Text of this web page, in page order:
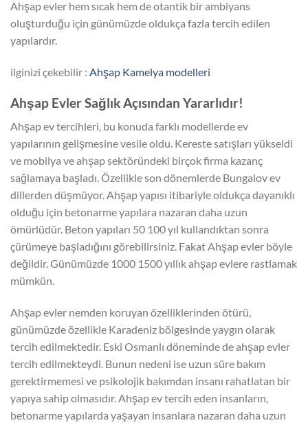
Ahşap evler hem sıcak hem de otantik bir ambiyans
oluşturduğu için günümüzde oldukça fazla tercih edilen
yapılardır.
ilginizi çekebilir : Ahşap Kamelya modelleri
Ahşap Evler Sağlık Açısından Yararlıdır!
Ahşap ev tercihleri, bu konuda farklı modellerde ev
yapılarının gelişmesine vesile oldu. Kereste satışları yükseldi
ve mobilya ve ahşap sektöründeki birçok firma kazanç
sağlamaya başladı. Özellikle son dönemlerde Bungalov ev
dillerden düşmüyor. Ahşap yapısı itibariyle oldukça dayanıklı
olduğu için betonarme yapılara nazaran daha uzun
ömürlüdür. Beton yapıları 50 100 yıl kullandıktan sonra
çürümeye başladığını görebilirsiniz. Fakat Ahşap evler böyle
değildir. Günümüzde 1000 1500 yıllık ahşap evlere rastlamak
mümkün.
Ahşap evler nemden koruyan özelliklerinden ötürü,
günümüzde özellikle Karadeniz bölgesinde yaygın olarak
tercih edilmektedir. Eski Osmanlı döneminde de ahşap evler
tercih edilmekteydi. Bunun nedeni ise uzun süre bakım
gerektirmemesi ve psikolojik bakımdan insanı rahatlatan bir
yapıya sahip olmasıdır. Ahşap ev tercih eden insanların,
betonarme yapılarda yaşayan insanlara nazaran daha uzun